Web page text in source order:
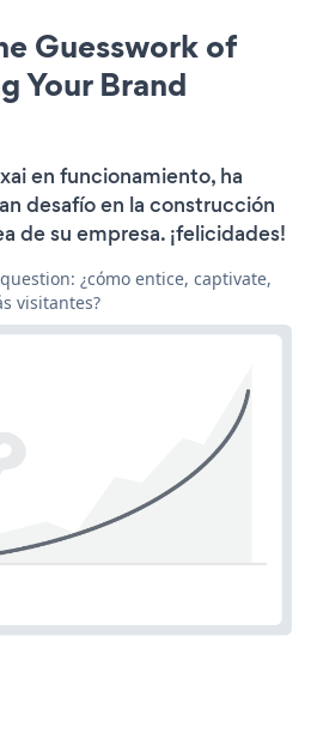
Guesswork of
Your Brand
en funcionamiento, ha
desafío en la construcción
de su empresa. ¡felicidades!
¿cómo entice, captivate,
visitantes?